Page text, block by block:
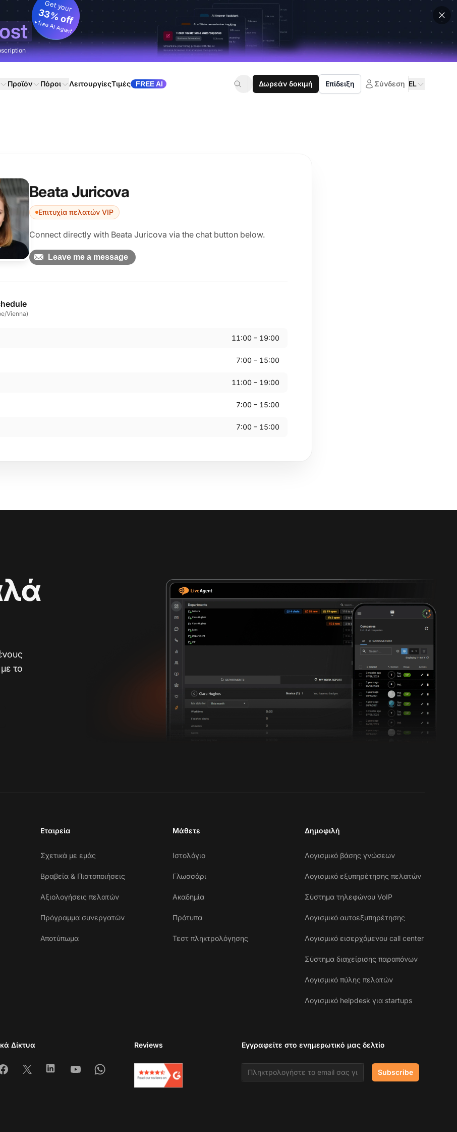
Get your
33% off
+ free AI Agent
Προϊόν Πόροι ΛειτουργίεςΤιμές FREE AI Δωρεάν δοκιμή Επίδειξη Σύνδεση EL
Beata Juricova
Επιτυχία πελατών VIP
Connect directly with Beata Juricova via the chat button below.
Leave me a message
Vienna)
11:00 – 19:00
7:00 – 15:00
11:00 – 19:00
7:00 – 15:00
7:00 – 15:00
το
Εταιρεία
Σχετικά με εμάς
Βραβεία & Πιστοποιήσεις
Αξιολογήσεις πελατών
Πρόγραμμα συνεργατών
Αποτύπωμα
Μάθετε
Ιστολόγιο
Γλωσσάρι
Ακαδημία
Πρότυπα
Τεστ πληκτρολόγησης
Δημοφιλή
Λογισμικό βάσης γνώσεων
Λογισμικό εξυπηρέτησης πελατών
Σύστημα τηλεφώνου VoIP
Λογισμικό αυτοεξυπηρέτησης
Λογισμικό εισερχόμενου call center
Σύστημα διαχείρισης παραπόνων
Λογισμικό πύλης πελατών
Λογισμικό helpdesk για startups
Δίκτυα
X LinkedinYoutubeWhatsapp
Reviews Εγγραφείτε στο ενημερωτικό μας δελτίο
Email address Subscribe